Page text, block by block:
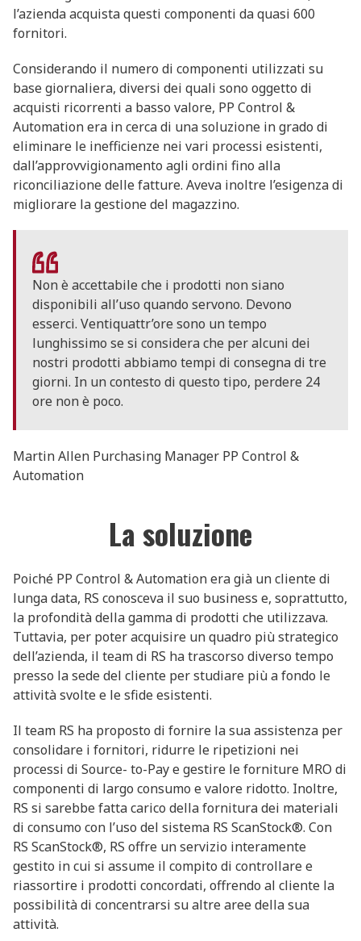
l’azienda acquista questi componenti da quasi 600
fornitori.
Considerando il numero di componenti utilizzati su
base giornaliera, diversi dei quali sono oggetto di
acquisti ricorrenti a basso valore, PP Control &
Automation era in cerca di una soluzione in grado di
eliminare le inefficienze nei vari processi esistenti,
dall’approvvigionamento agli ordini fino alla
riconciliazione delle fatture. Aveva inoltre l’esigenza di
migliorare la gestione del magazzino.
Non è accettabile che i prodotti non siano
disponibili all’uso quando servono. Devono
esserci. Ventiquattr’ore sono un tempo
lunghissimo se si considera che per alcuni dei
nostri prodotti abbiamo tempi di consegna di tre
giorni. In un contesto di questo tipo, perdere 24
ore non è poco.
Martin Allen Purchasing Manager PP Control &
Automation
La soluzione
Poiché PP Control & Automation era già un cliente di
lunga data, RS conosceva il suo business e, soprattutto,
la profondità della gamma di prodotti che utilizzava.
Tuttavia, per poter acquisire un quadro più strategico
dell’azienda, il team di RS ha trascorso diverso tempo
presso la sede del cliente per studiare più a fondo le
attività svolte e le sfide esistenti.
Il team RS ha proposto di fornire la sua assistenza per
consolidare i fornitori, ridurre le ripetizioni nei
processi di Source- to-Pay e gestire le forniture MRO di
componenti di largo consumo e valore ridotto. Inoltre,
RS si sarebbe fatta carico della fornitura dei materiali
di consumo con l’uso del sistema RS ScanStock®. Con
RS ScanStock®, RS offre un servizio interamente
gestito in cui si assume il compito di controllare e
riassortire i prodotti concordati, offrendo al cliente la
possibilità di concentrarsi su altre aree della sua
attività.